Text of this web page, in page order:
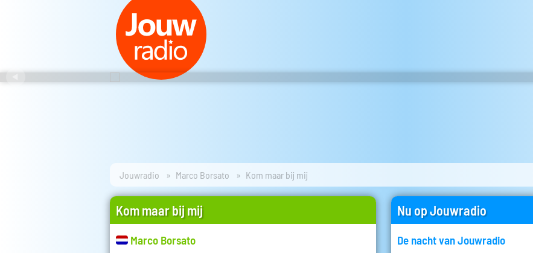
Jouwradio Marco Borsato Kom maar bij mij
Kom maar bij mij
Marco Borsato
Nu op Jouwradio
De nacht van Jouwradio